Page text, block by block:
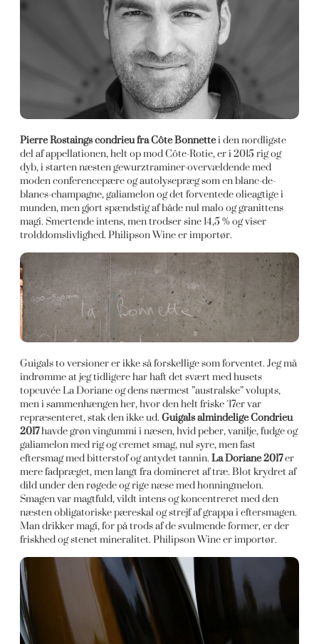
Pierre Rostaings condrieu fra Côte Bonnettei den nordligste
del af appellationen, helt op mod Côte-Rotie, er i 2015 rig og
dyb, i starten næsten gewurztraminer-overvældende med
moden conferencepære og autolysepræg som en blanc-de-
blancs-champagne, galiamelon og det forventede olieagtige i
munden, men gjort spændstig af både nul malo og granittens
magi. Smertende intens, men trodser sine 14,5 % og viser
trolddomslivlighed. Philipson Wine er importør.
Guigals to versioner er ikke så forskellige som forventet. Jeg må
indrømme at jeg tidligere har haft det svært med husets
topcuvée La Doriane og dens nærmest ”australske” volupts,
men i sammenhængen her, hvor den helt friske ´17er var
repræsenteret, stak den ikke ud.Guigals almindelige Condrieu
2017havde grøn vingummi i næsen, hvid peber, vanilje, fudge og
galiamelon med rig og cremet smag, nul syre, men fast
eftersmag med bitterstof og antydet tannin.La Doriane 2017er
mere fadpræget, men langt fra domineret af træ. Blot krydret af
dild under den røgede og rige næse med honningmelon.
Smagen var magtfuld, vildt intens og koncentreret med den
næsten obligatoriske pæreskal og strejf af grappa i eftersmagen.
Man drikker magi, for på trods af de svulmende former, er der
friskhed og stenet mineralitet. Philipson Wine er importør.